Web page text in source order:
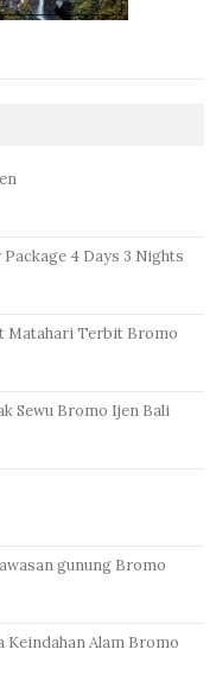
4 Days 3 Nights
Matahari Terbit Bromo
Sewu Bromo Ijen Bali
gunung Bromo
Alam Bromo